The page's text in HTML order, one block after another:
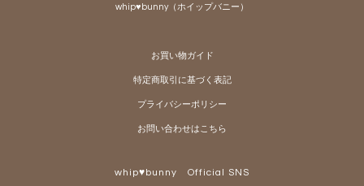
whip♥bunny（ホイップバニー）
お買い物ガイド
特定商取引に基づく表記
プライバシーポリシー
お問い合わせはこちら
whip♥bunny Official SNS